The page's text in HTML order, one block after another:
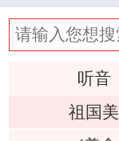
听音
祖国美